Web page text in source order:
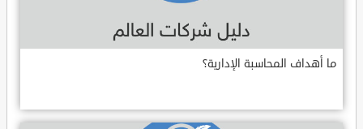
ما أهداف المحاسبة الإدارية؟